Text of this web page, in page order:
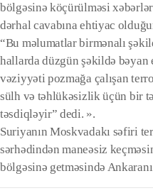
bölgəsinə köçürülməsi
dərhal cavabına ehtiyac
“Bu məlumatlar birmənalı
hallarda düzgün şəkildə
vəziyyəti pozmağa çalışan
sülh və təhlükəsizlik üçün bir
təsdiqləyir” dedi. ».
Suriyanın Moskvadakı səfiri
sərhədindən maneəsiz
bölgəsinə getməsində